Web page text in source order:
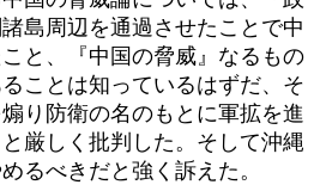
島周辺を通過させたことで中
と、『中国の脅威』なるもの
ことは知っているはずだ、そ
り防衛の名のもとに軍拡を進
厳しく批判した。そして沖縄
るべきだと強く訴えた。